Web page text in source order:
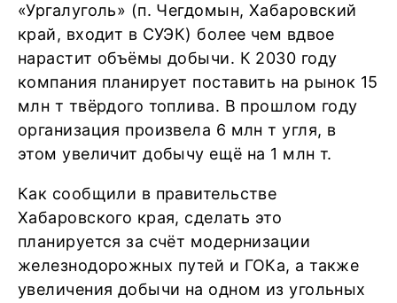
«Ургалуголь» (п. Чегдомын, Хабаровский
край, входит в СУЭК) более чем вдвое
нарастит объёмы добычи. К 2030 году
компания планирует поставить на рынок 15
млн т твёрдого топлива. В прошлом году
организация произвела 6 млн т угля, в
этом увеличит добычу ещё на 1 млн т.
Как сообщили в правительстве
Хабаровского края, сделать это
планируется за счёт модернизации
железнодорожных путей и ГОКа, а также
увеличения добычи на одном из угольных